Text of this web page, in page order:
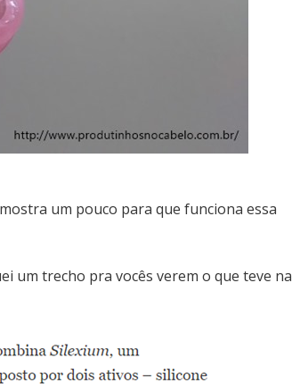
um pouco para que funciona essa
um trecho pra vocês verem o que teve na